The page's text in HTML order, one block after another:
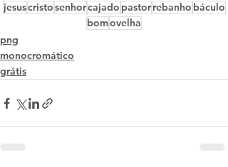
jesuscristosenhorcajado pastorrebanho báculo
bomovelha
png
monocromático
grátis